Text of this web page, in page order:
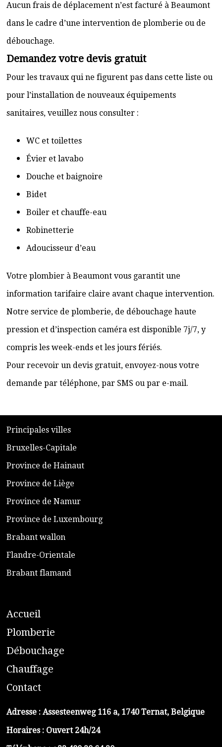
Aucun frais de déplacement n’est facturé à Beaumont
dans le cadre d’une intervention de plomberie ou de
débouchage.
Demandez votre devis gratuit
Pour les travaux qui ne figurent pas dans cette liste ou
pour l’installation de nouveaux équipements
sanitaires, veuillez nous consulter :
WC et toilettes
Évier et lavabo
Douche et baignoire
Bidet
Boiler et chauffe-eau
Robinetterie
Adoucisseur d’eau
Votre plombier à Beaumont vous garantit une
information tarifaire claire avant chaque intervention.
Notre service de plomberie, de débouchage haute
pression et d’inspection caméra est disponible 7j/7, y
compris les week-ends et les jours fériés.
Pour recevoir un devis gratuit, envoyez-nous votre
demande par téléphone, par SMS ou par e-mail.
​Principales villes
​Bruxelles-Capitale
​Province de Hainaut
Province de Liège
​Province de Namur
​Province de Luxembourg
​Brabant wallon
​Flandre-Orientale
​Brabant flamand
Accueil
​Plomberie
Débouchage
Chauffage
Contact
Adresse : Assesteenweg 116 a, 1740 Ternat, Belgique
Horaires : Ouvert 24h/24